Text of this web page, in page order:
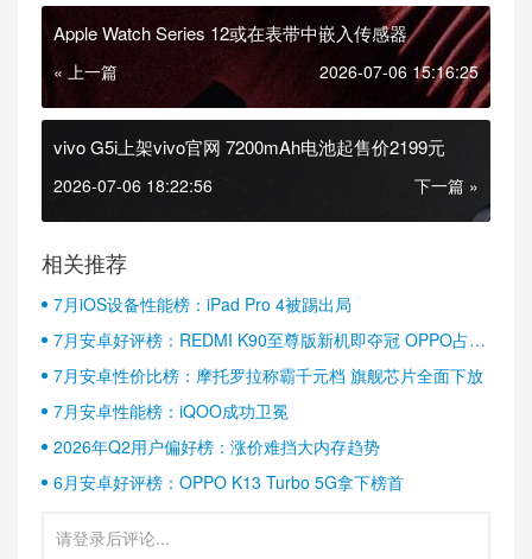
Apple Watch Series 12或在表带中嵌入传感器
« 上一篇 2026-07-06 15:16:25
vivo G5i上架vivo官网 7200mAh电池起售价2199元
2026-07-06 18:22:56 下一篇 »
相关推荐
7月iOS设备性能榜：iPad Pro 4被踢出局
7月安卓好评榜：REDMI K90至尊版新机即夺冠 OPPO占据
半壁江山
7月安卓性价比榜：摩托罗拉称霸千元档 旗舰芯片全面下放
7月安卓性能榜：iQOO成功卫冕
2026年Q2用户偏好榜：涨价难挡大内存趋势
6月安卓好评榜：OPPO K13 Turbo 5G拿下榜首